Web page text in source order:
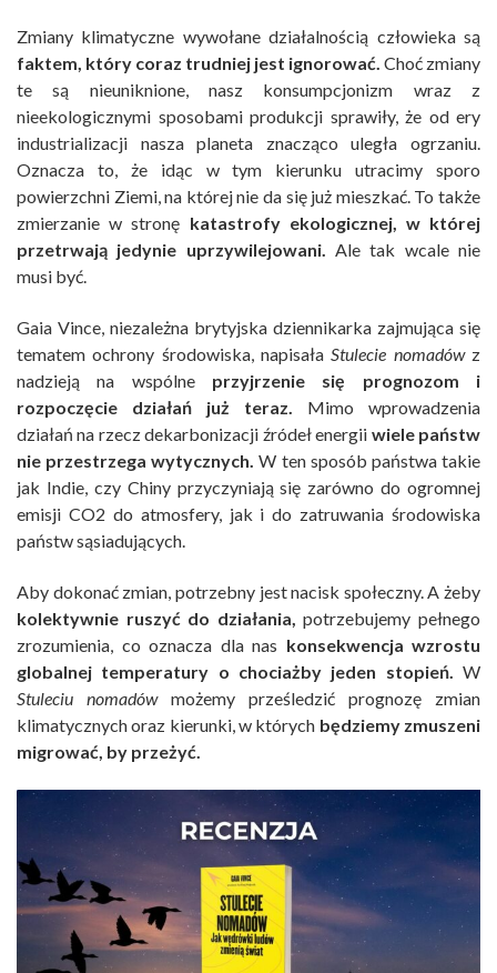
Zmiany klimatyczne wywołane działalnością człowieka są
faktem, który coraz trudniej jest ignorować. Choć zmiany
te są nieuniknione, nasz konsumpcjonizm wraz z
nieekologicznymi sposobami produkcji sprawiły, że od ery
industrializacji nasza planeta znacząco uległa ogrzaniu.
Oznacza to, że idąc w tym kierunku utracimy sporo
powierzchni Ziemi, na której nie da się już mieszkać. To także
zmierzanie w stronę katastrofy ekologicznej, w której
przetrwają jedynie uprzywilejowani.
Ale tak wcale nie
musi być.
Gaia Vince, niezależna brytyjska dziennikarka zajmująca się
tematem ochrony środowiska, napisała Stulecie nomadów z
nadzieją na wspólne przyjrzenie się prognozom i
rozpoczęcie działań już teraz.
Mimo wprowadzenia
działań na rzecz dekarbonizacji źródeł energii wiele państw
nie przestrzega wytycznych. W ten sposób państwa takie
jak Indie, czy Chiny przyczyniają się zarówno do ogromnej
emisji CO2 do atmosfery, jak i do zatruwania środowiska
państw sąsiadujących.
Aby dokonać zmian, potrzebny jest nacisk społeczny. A żeby
kolektywnie ruszyć do działania, potrzebujemy pełnego
zrozumienia, co oznacza dla nas konsekwencja wzrostu
globalnej temperatury o chociażby jeden stopień.
W
Stuleciu nomadów możemy prześledzić prognozę zmian
klimatycznych oraz kierunki, w których będziemy zmuszeni
migrować, by przeżyć.